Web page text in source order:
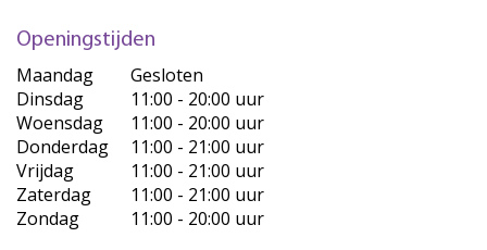
Openingstijden
Maandag
Gesloten
Dinsdag
11:00 - 20:00 uur
Woensdag
11:00 - 20:00 uur
Donderdag
11:00 - 21:00 uur
Vrijdag
11:00 - 21:00 uur
Zaterdag
11:00 - 21:00 uur
Zondag
11:00 - 20:00 uur